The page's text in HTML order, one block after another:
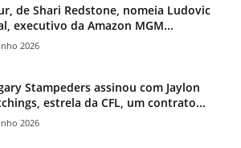
de Shari Redstone, nomeia Ludovic
executivo da Amazon MGM...
2026
Stampeders assinou com Jaylon
estrela da CFL, um contrato...
2026